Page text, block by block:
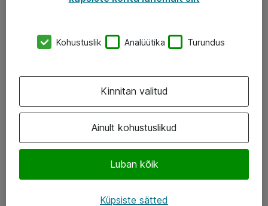
Järvevana tee 7b, 10112 Tallinn
Facebook
Kohustuslik Analüütika Turundus
Ainult kohustuslikud
Luban kõik
Kinnitan valitud
Küpsiste sätted